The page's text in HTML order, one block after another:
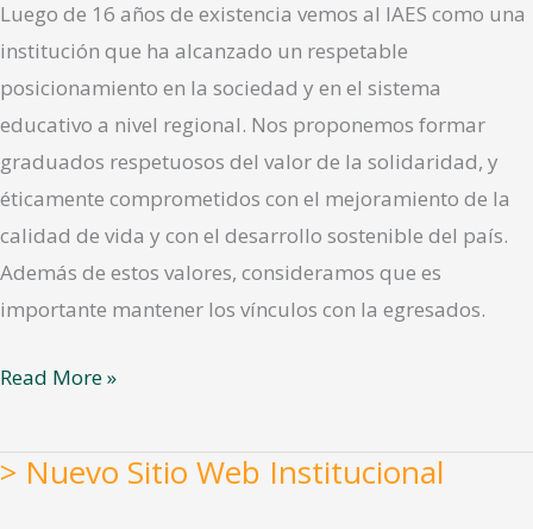
Luego de 16 años de existencia vemos al IAES como una
institución que ha alcanzado un respetable
posicionamiento en la sociedad y en el sistema
educativo a nivel regional. Nos proponemos formar
graduados respetuosos del valor de la solidaridad, y
éticamente comprometidos con el mejoramiento de la
calidad de vida y con el desarrollo sostenible del país.
Además de estos valores, consideramos que es
importante mantener los vínculos con la egresados.
Read More »
> Nuevo Sitio Web Institucional
>